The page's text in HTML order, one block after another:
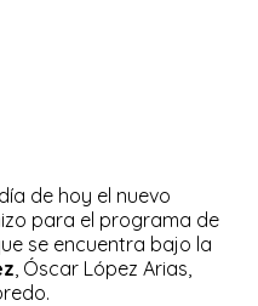
de hoy el nuevo
para el programa de
se encuentra bajo la
, Óscar López Arias,